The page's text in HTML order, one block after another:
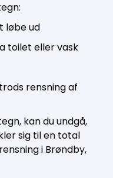
løbe ud
toilet eller vask
rensning af
kan du undgå,
sig til en total
i Brøndby,